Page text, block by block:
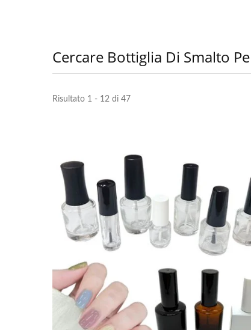
Cercare Bottiglia Di Smalto
Risultato 1 - 12 di 47